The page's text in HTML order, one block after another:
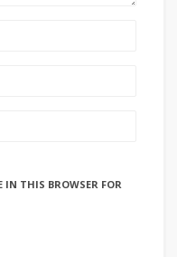
IN THIS BROWSER FOR